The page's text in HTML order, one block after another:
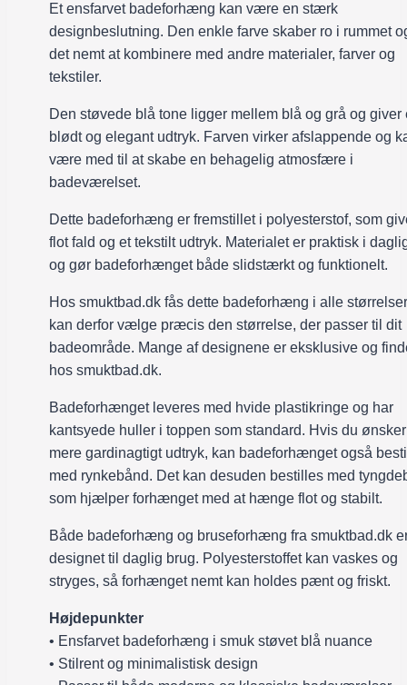
Et ensfarvet badeforhæng kan være en stærk
designbeslutning. Den enkle farve skaber ro i rummet
det nemt at kombinere med andre materialer, farver og
tekstiler.
Den støvede blå tone ligger mellem blå og grå og giver
blødt og elegant udtryk. Farven virker afslappende og
være med til at skabe en behagelig atmosfære i
badeværelset.
Dette badeforhæng er fremstillet i polyesterstof, som
flot fald og et tekstilt udtryk. Materialet er praktisk i
og gør badeforhænget både slidstærkt og funktionelt.
Hos smuktbad.dk fås dette badeforhæng i alle
kan derfor vælge præcis den størrelse, der passer til dit
badeområde. Mange af designene er eksklusive og
hos smuktbad.dk.
Badeforhænget leveres med hvide plastikringe og har
kantsyede huller i toppen som standard. Hvis du
mere gardinagtigt udtryk, kan badeforhænget også
med rynkebånd. Det kan desuden bestilles med
som hjælper forhænget med at hænge flot og stabilt.
Både badeforhæng og bruseforhæng fra smuktbad.dk
designet til daglig brug. Polyesterstoffet kan vaskes og
stryges, så forhænget nemt kan holdes pænt og friskt.
Højdepunkter
• Ensfarvet badeforhæng i smuk støvet blå nuance
• Stilrent og minimalistisk design